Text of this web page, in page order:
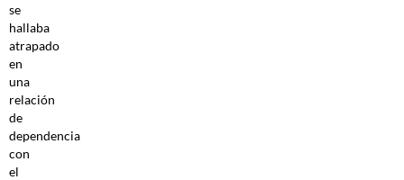
se
hallaba
atrapado
en
una
relación
de
dependencia
con
el